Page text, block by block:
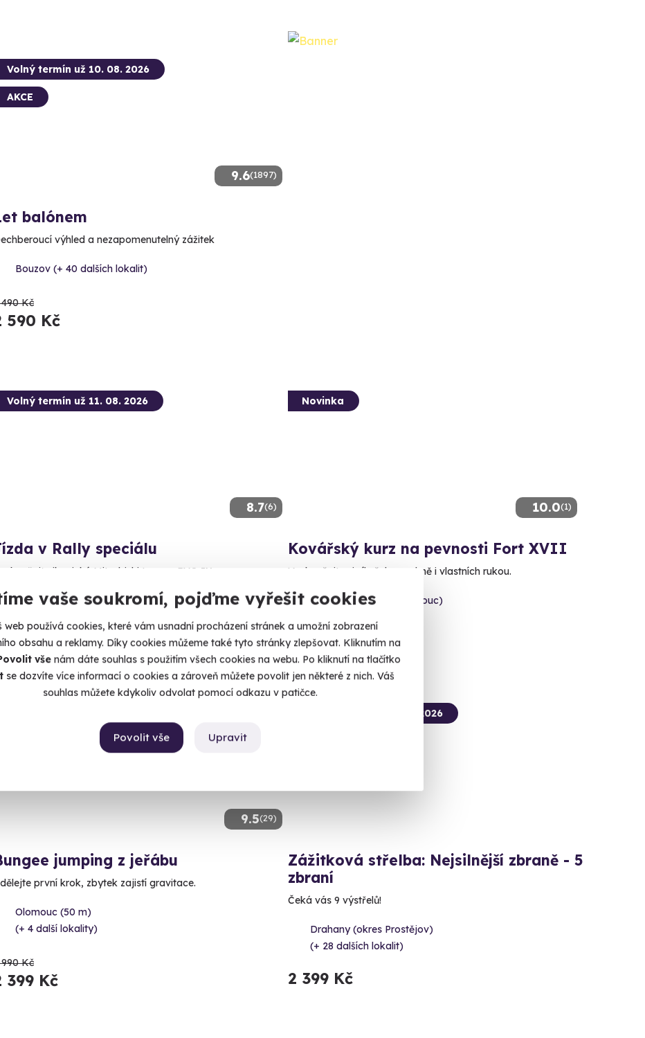
vaše soukromí, pojďme vyřešit cookies
web používá cookies, které vám usnadní procházení stránek a umožní zobrazení
obsahu a reklamy. Díky cookies můžeme také tyto stránky zlepšovat. Kliknutím na
vše nám dáte souhlas s použitím všech cookies na webu. Po kliknutí na tlačítko
se dozvíte více informací o cookies a zároveň můžete povolit jen některé z nich. Váš
souhlas můžete kdykoliv odvolat pomocí odkazu v patičce.
Upravit
Povolit vše
9.6(1897)
Volný termín už 10. 08. 2026
AKCE
balónem
výhled a nezapomenutelný zážitek
Bouzov (+ 40 dalších lokalit)
Kč
590 Kč
8.7(6)
Volný termín už 11. 08. 2026
v Rally speciálu
ikonické Mitsubishi Lancer EVO IX
Přerov (+ 3 další lokality)
490 Kč
10.0(1)
Novinka
Kovářský kurz na pevnosti Fort XVII
Vyzkoušejte si sílu železa, ohně i vlastních rukou.
Křelov-Břuchotín (Olomouc)
2 490 Kč
9.5(29)
jumping z jeřábu
první krok, zbytek zajistí gravitace.
Olomouc (50 m)
(+ 4 další lokality)
Kč
399 Kč
Volný termín už 12. 08. 2026
Zážitková střelba: Nejsilnější zbraně - 5
zbraní
Čeká vás 9 výstřelů!
Drahany (okres Prostějov)
(+ 28 dalších lokalit)
2 399 Kč